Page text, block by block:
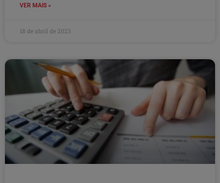
VER MAIS »
18 de abril de 2023